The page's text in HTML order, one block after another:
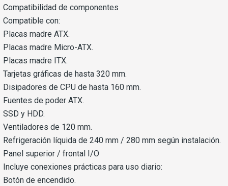
Compatibilidad de componentes
Compatible con:
Placas madre ATX.
Placas madre Micro-ATX.
Placas madre ITX.
Tarjetas gráficas de hasta 320 mm.
Disipadores de CPU de hasta 160 mm.
Fuentes de poder ATX.
SSD y HDD.
Ventiladores de 120 mm.
Refrigeración líquida de 240 mm / 280 mm según instalación.
Panel superior / frontal I/O
Incluye conexiones prácticas para uso diario:
Botón de encendido.